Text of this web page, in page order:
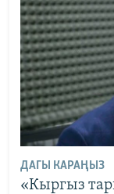
ДАГЫ КАРАҢЫЗ
«Кыргыз